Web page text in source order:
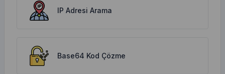
IP Adresi Arama
Base64 Kod Çözme